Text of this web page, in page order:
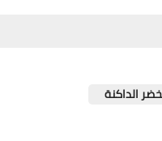
الداكنة